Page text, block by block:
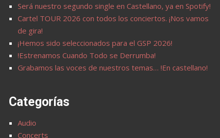
Será nuestro segundo single en Castellano, ya en Spotify!
Cartel TOUR 2026 con todos los conciertos. ¡Nos vamos
de gira!
¡Hemos sido seleccionados para el GSP 2026!
!Estrenamos Cuando Todo se Derrumba!
Grabamos las voces de nuestros temas… !En castellano!
Categorías
Audio
Concerts